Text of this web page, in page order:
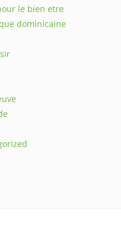
le bien etre
dominicaine